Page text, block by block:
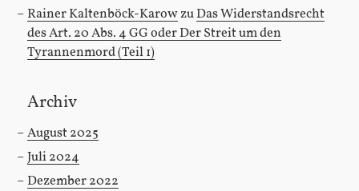
Rainer Kaltenböck-KarowzuDas Widerstandsrecht
des Art. 20 Abs. 4 GG oder Der Streit um den
Tyrannenmord (Teil 1)
Archiv
August 2025
Juli 2024
Dezember 2022